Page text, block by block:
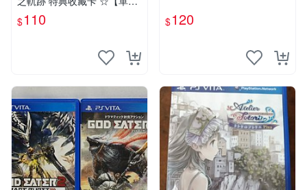
販售 可挑款】台中星光電玩
$110 $120